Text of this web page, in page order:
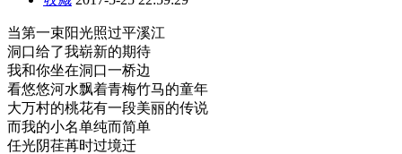
当第一束阳光照过平溪江
洞口给了我崭新的期待
我和你坐在洞口一桥边
看悠悠河水飘着青梅竹马的童年
大万村的桃花有一段美丽的传说
而我的小名单纯而简单
任光阴荏苒时过境迁